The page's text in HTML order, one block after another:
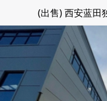
(出售) 西安蓝田